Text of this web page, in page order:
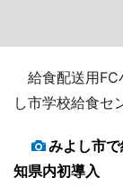
給食配送用FC
し市学校給食セ
みよし市
知県内初導入